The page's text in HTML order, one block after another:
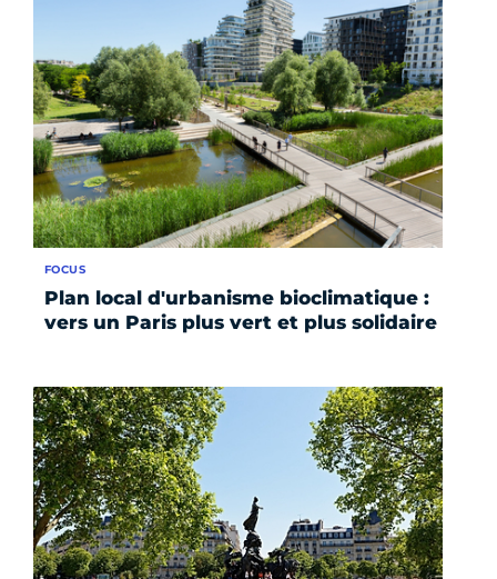
Plan local d'urbanisme bioclimatique :
vers un Paris plus vert et plus solidaire
FOCUS